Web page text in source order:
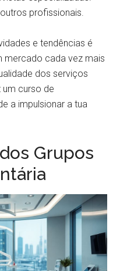
profissionais.
e tendências é
mercado cada vez mais
dos serviços
um curso de
a impulsionar a tua
Grupos